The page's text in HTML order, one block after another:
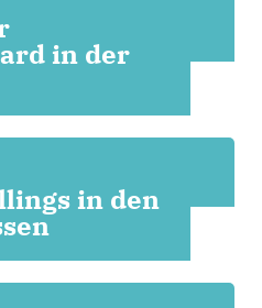
in der
in den